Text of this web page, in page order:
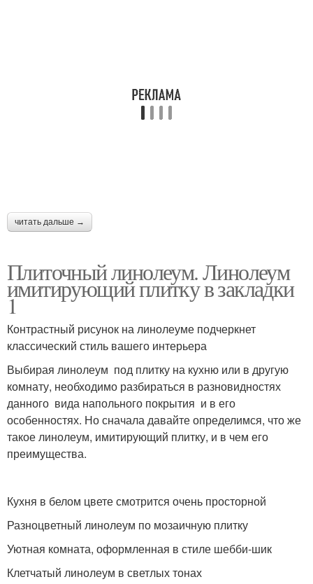
читать дальше →
Плиточный линолеум. Линолеум
имитирующий плитку в закладки
1
Контрастный рисунок на линолеуме подчеркнет
классический стиль вашего интерьера
Выбирая линолеум под плитку на кухню или в другую
комнату, необходимо разбираться в разновидностях
данного вида напольного покрытия и в его
особенностях. Но сначала давайте определимся, что же
такое линолеум, имитирующий плитку, и в чем его
преимущества.
Кухня в белом цвете смотрится очень просторной
Разноцветный линолеум по мозаичную плитку
Уютная комната, оформленная в стиле шебби-шик
Клетчатый линолеум в светлых тонах